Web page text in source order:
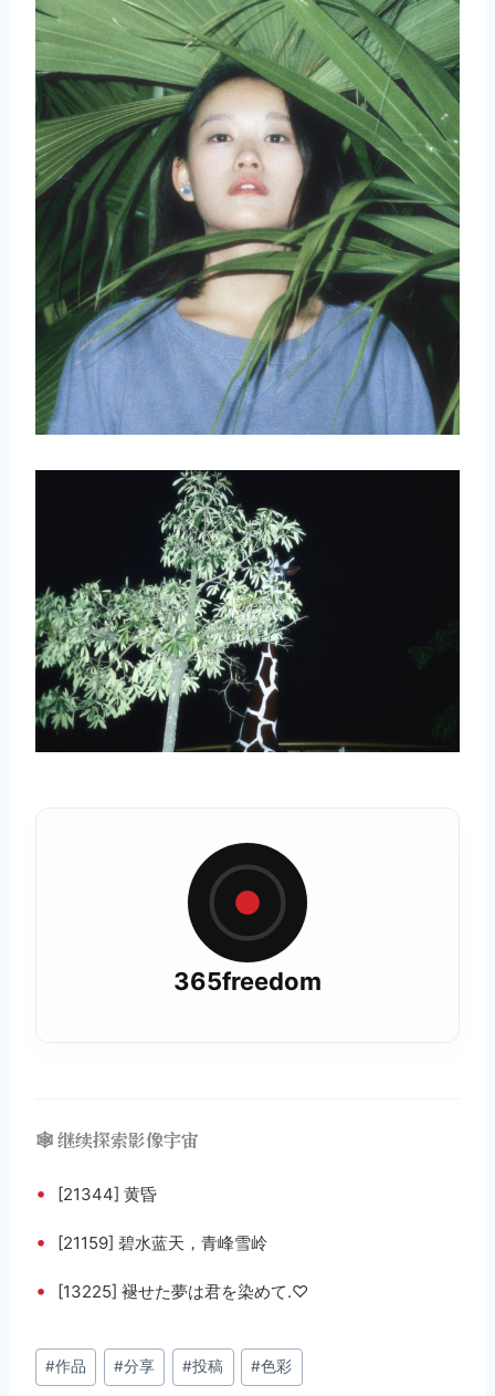
365freedom
🕸️ 继续探索影像宇宙
• [21344] 黄昏
• [21159] 碧水蓝天，青峰雪岭
• [13225] 褪せた夢は君を染めて.♡
文
章
#作品 #分享 #投稿 #色彩